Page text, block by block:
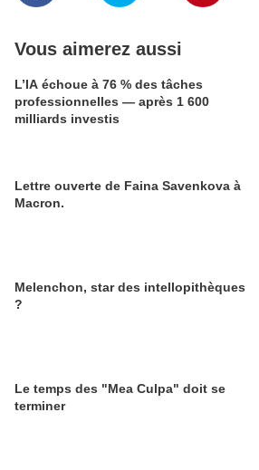
Vous aimerez aussi
L’IA échoue à 76 % des tâches
professionnelles — après 1 600
milliards investis
Lettre ouverte de Faina Savenkova à
Macron.
Melenchon, star des intellopithèques
?
Le temps des "Mea Culpa" doit se
terminer